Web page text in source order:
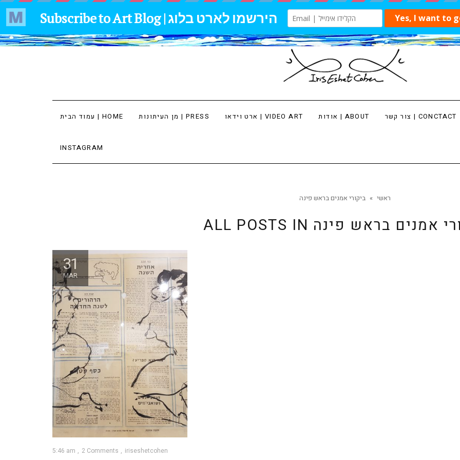
עמוד הבית | HOME מן העיתונות | PRESS ארט וידאו | VIDEO ART אודות | ABOUT צור קשר | CONCTACT
INSTAGRAM
ראשי » ביקורי אמנים בראש פינה
ALL POSTS IN אמנים בראש פינה
31
MAR
5:46 am 2 Comments iriseshetcohen